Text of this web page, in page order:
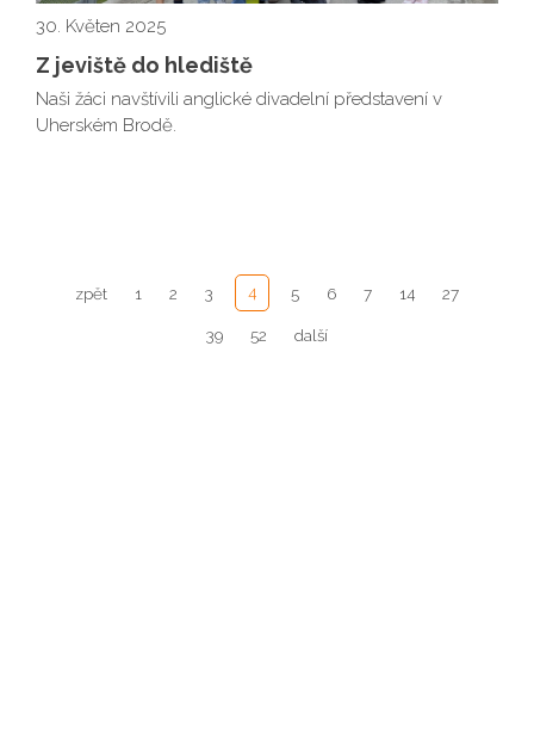
30. Květen 2025
Z jeviště do hlediště
Naši žáci navštívili anglické divadelní představení v
Uherském Brodě.
zpět 1 2 3 4 5 6 7 14 27
39 52 další